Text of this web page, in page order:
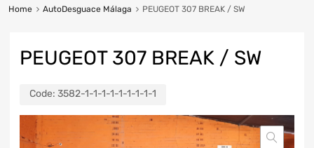
Home AutoDesguace Málaga PEUGEOT 307 BREAK / SW
PEUGEOT 307 BREAK / SW
Code: 3582-1-1-1-1-1-1-1-1-1